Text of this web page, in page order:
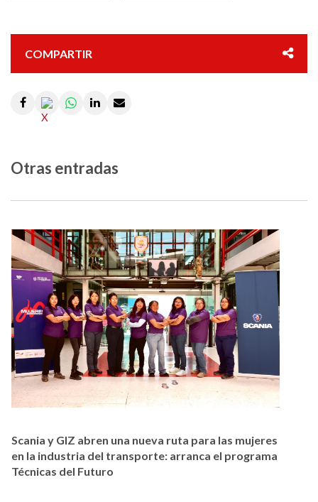
COMPARTIR
Otras entradas
CitiesAdapt: de la acción local a la transformación
Ver más